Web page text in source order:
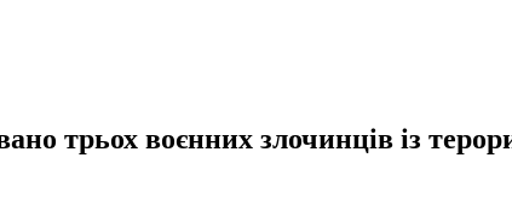
трьох воєнних злочинців із